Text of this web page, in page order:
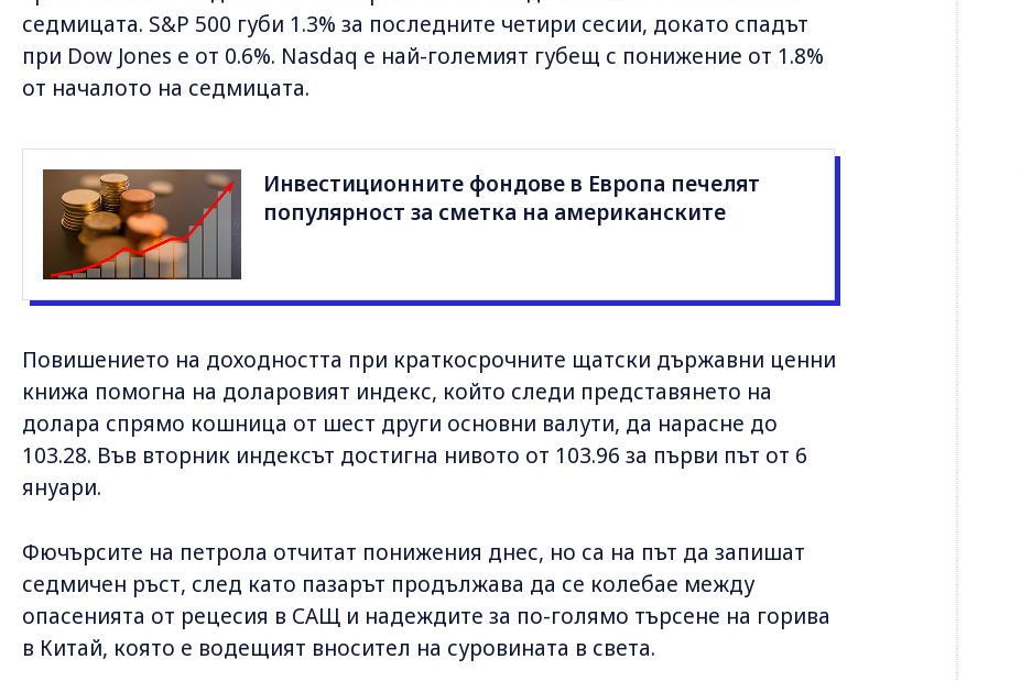
седмицата. S&P 500 губи 1.3% за последните четири сесии, докато спадът
при Dow Jones е от 0.6%. Nasdaq е най-големият губещ с понижение от 1.8%
от началото на седмицата.
Инвестиционните фондове в Европа печелят
популярност за сметка на американските
Повишението на доходността при краткосрочните щатски държавни ценни
книжа помогна на доларовият индекс, който следи представянето на
долара спрямо кошница от шест други основни валути, да нарасне до
103.28. Във вторник индексът достигна нивото от 103.96 за първи път от 6
януари.
Фючърсите на петрола отчитат понижения днес, но са на път да запишат
седмичен ръст, след като пазарът продължава да се колебае между
опасенията от рецесия в САЩ и надеждите за по-голямо търсене на горива
в Китай, която е водещият вносител на суровината в света.